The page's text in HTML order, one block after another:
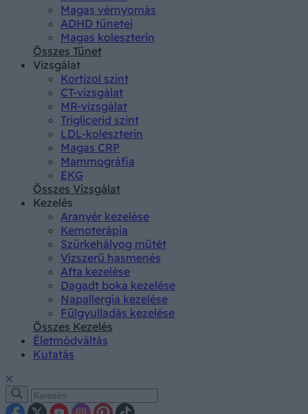
Magas vérnyomás
ADHD tünetei
Magas koleszterin
Összes Tünet
Vizsgálat
Kortizol szint
CT-vizsgálat
MR-vizsgálat
Triglicerid szint
LDL-koleszterin
Magas CRP
Mammográfia
EKG
Összes Vizsgálat
Kezelés
Aranyér kezelése
Kemoterápia
Szürkehályog műtét
Vízszerű hasmenés
Afta kezelése
Dagadt boka kezelése
Napallergia kezelése
Fülgyulladás kezelése
Összes Kezelés
Életmódváltás
Kutatás